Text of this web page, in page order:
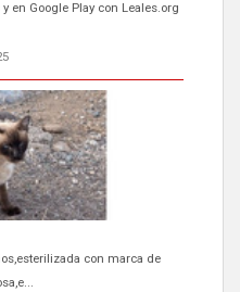
en Google Play con Leales.org
con marca de